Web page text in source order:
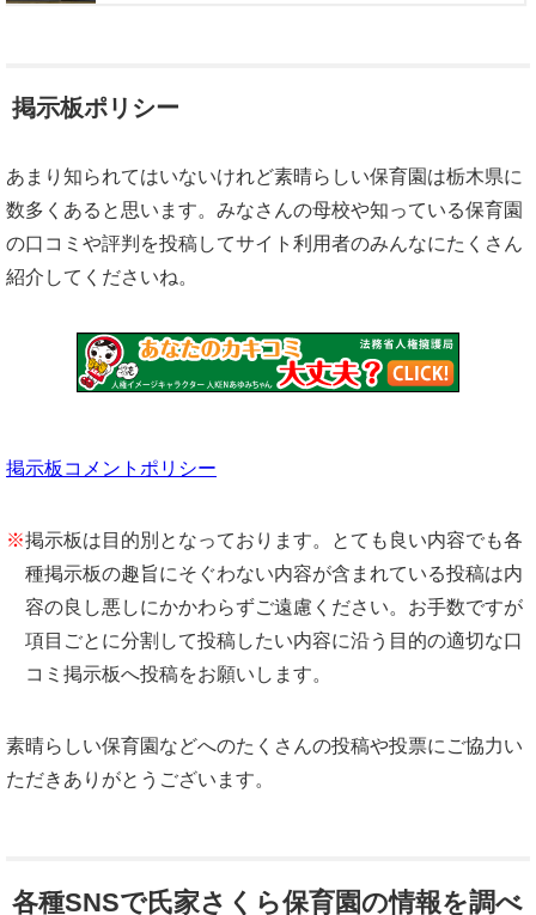
掲示板ポリシー
あまり知られてはいないけれど素晴らしい保育園は栃木県に
数多くあると思います。みなさんの母校や知っている保育園
の口コミや評判を投稿してサイト利用者のみんなにたくさん
紹介してくださいね。
掲示板コメントポリシー
※掲示板は目的別となっております。とても良い内容でも各
種掲示板の趣旨にそぐわない内容が含まれている投稿は内
容の良し悪しにかかわらずご遠慮ください。お手数ですが
項目ごとに分割して投稿したい内容に沿う目的の適切な口
コミ掲示板へ投稿をお願いします。
素晴らしい保育園などへのたくさんの投稿や投票にご協力い
ただきありがとうございます。
各種SNSで氏家さくら保育園の情報を調べ